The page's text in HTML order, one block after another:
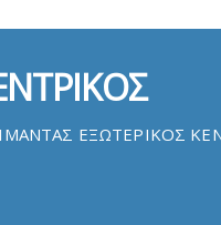
ΙΜΑΝΤΑΣ ΕΞΩΤΕΡΙΚΟΣ